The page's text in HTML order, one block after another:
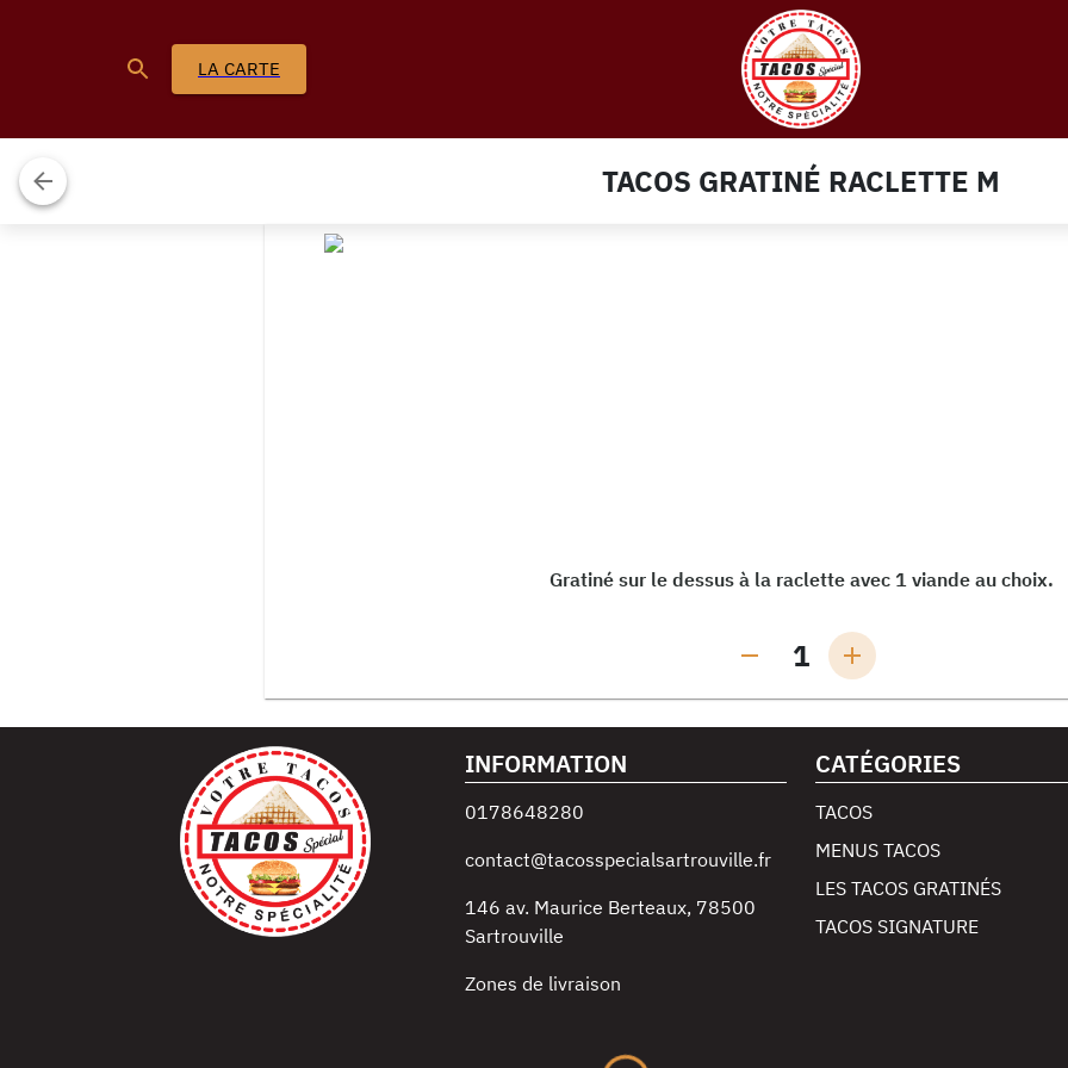
LA CARTE
TACOS GRATINÉ RACLETTE M
Gratiné sur le dessus à la raclette avec 1 viande au choix.
1
INFORMATION
0178648280
contact@tacosspecialsartrouville.fr
146 av. Maurice Berteaux, 78500
Sartrouville
Zones de livraison
CATÉGORIES
TACOS
MENUS TACOS
LES TACOS GRATINÉS
TACOS SIGNATURE